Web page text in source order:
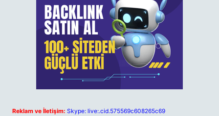
Reklam ve İletişim: Skype: live:.cid.575569c608265c69